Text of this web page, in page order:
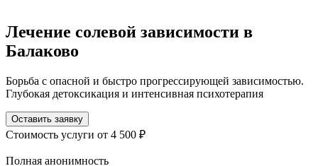
Лечение солевой зависимости в
Балаково
Борьба с опасной и быстро прогрессирующей зависимостью.
Глубокая детоксикация и интенсивная психотерапия
Оставить заявку
Стоимость услуги от 4 500 ₽
Полная анонимность